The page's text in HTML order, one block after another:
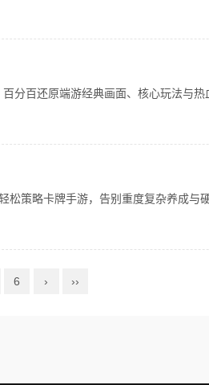
端游经典画面、核心玩法与热血国战体系，
手游，告别重度复杂养成与硬核烧脑机制，
6 › ››